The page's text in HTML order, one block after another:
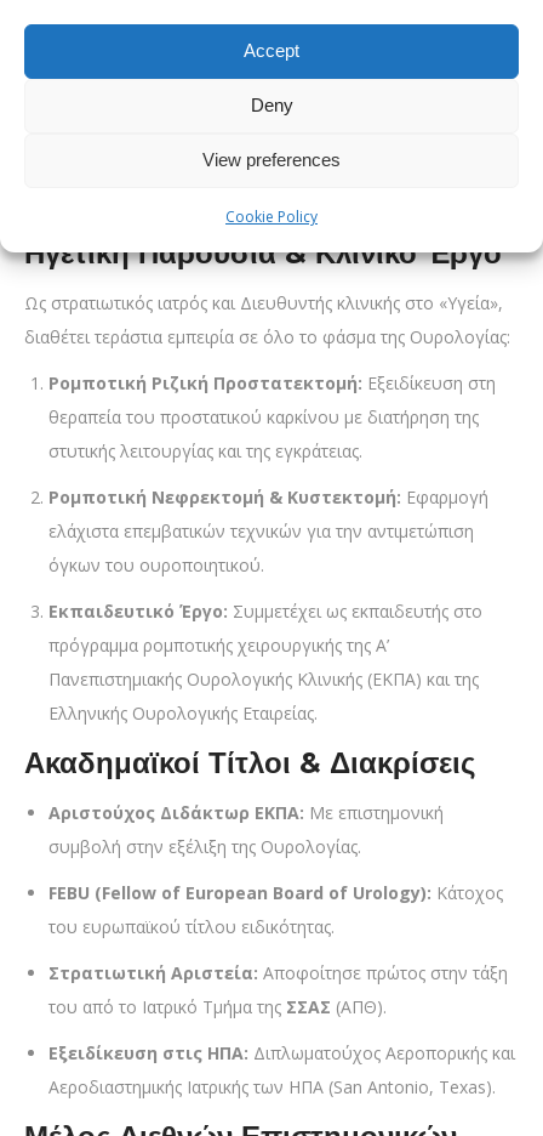
Accept
Deny
View preferences
Cookie Policy
ουρολόγους στην Κεντρική και Ανατολική Ευρώπη.
Συμπεριλαμβάνεται στην
παγκόσμια μηχανή αναζήτησης πιστοποιημένων
ιατρούς με αποδεδειγμένα μεγάλο αριθμό ετήσιων
Ηγετική Παρουσία & Κλινικό Έργο
Ως στρατιωτικός ιατρός και Διευθυντής κλινικής στο «Υγεία»,
διαθέτει τεράστια εμπειρία σε όλο το φάσμα της Ουρολογίας:
Ρομποτική Ριζική Προστατεκτομή: Εξειδίκευση στη
θεραπεία του προστατικού καρκίνου με διατήρηση της
στυτικής λειτουργίας και της εγκράτειας.
Ρομποτική Νεφρεκτομή & Κυστεκτομή: Εφαρμογή
ελάχιστα επεμβατικών τεχνικών για την αντιμετώπιση
όγκων του ουροποιητικού.
Εκπαιδευτικό Έργο: Συμμετέχει ως εκπαιδευτής στο
πρόγραμμα ρομποτικής χειρουργικής της Α’
Πανεπιστημιακής Ουρολογικής Κλινικής (ΕΚΠΑ) και της
Ελληνικής Ουρολογικής Εταιρείας.
Ακαδημαϊκοί Τίτλοι & Διακρίσεις
Αριστούχος Διδάκτωρ ΕΚΠΑ: Με επιστημονική
συμβολή στην εξέλιξη της Ουρολογίας.
FEBU (Fellow of European Board of Urology): Κάτοχος
του ευρωπαϊκού τίτλου ειδικότητας.
Στρατιωτική Αριστεία: Αποφοίτησε πρώτος στην τάξη
του από το Ιατρικό Τμήμα της ΣΣΑΣ (ΑΠΘ).
Εξειδίκευση στις ΗΠΑ: Διπλωματούχος Αεροπορικής και
Αεροδιαστημικής Ιατρικής των ΗΠΑ (San Antonio, Texas).